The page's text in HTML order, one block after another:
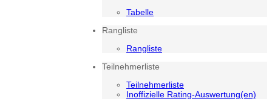
Tabelle
Rangliste
Rangliste
Teilnehmerliste
Teilnehmerliste
Inoffizielle Rating-Auswertung(en)